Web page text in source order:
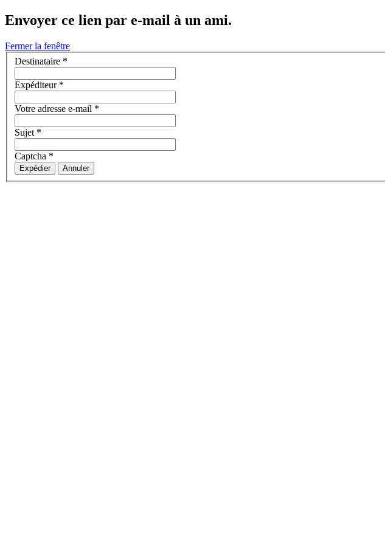
Envoyer ce lien par e-mail à un ami.
Fermer la fenêtre
Destinataire *
Expéditeur*
Votre adresse e-mail *
Sujet*
Captcha *
Expédier Annuler